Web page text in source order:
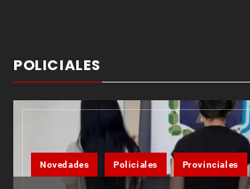
POLICIALES
Novedades Policiales Provinciales